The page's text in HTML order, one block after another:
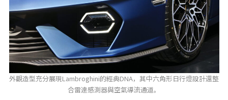
外觀造型充分展現Lambroghini的經典DNA，其中六角形日行燈設計還整
合雷達感測器與空氣導流通道。